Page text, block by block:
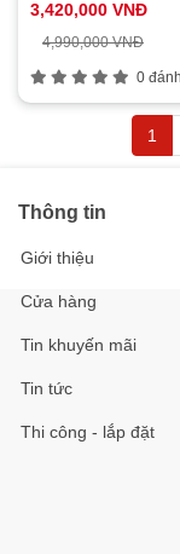
3,420,000 VNĐ
4,990,000 VNĐ
0
1
Thông tin
Giới thiệu
Cửa hàng
Tin khuyến mãi
Tin tức
Thi công - lắp đặt